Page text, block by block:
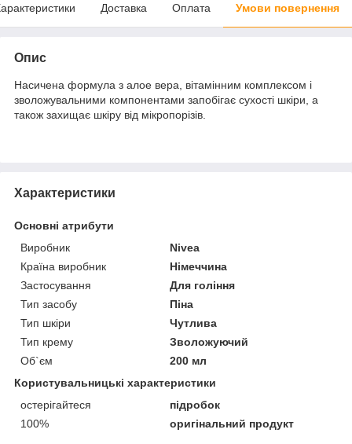
Доставка Оплата Умови повернення
Опис
Насичена формула з алое вера, вітамінним комплексом і
зволожувальними компонентами запобігає сухості шкіри, а
також захищає шкіру від мікропорізів.
Характеристики
Основні атрибути
Виробник
Nivea
Країна виробник
Німеччина
Застосування
Для гоління
Тип засобу
Піна
Тип шкіри
Чутлива
Тип крему
Зволожуючий
Об`єм
200 мл
Користувальницькі характеристики
остерігайтеся
підробок
100%
оригінальний продукт